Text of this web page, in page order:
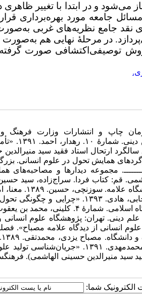
می‌شود و در ابتدا با تغییر
جامعه مورد بهره‌برداری
نقد جامع نظریه‌های غربی
در مرحلۀ نهایی هم به‌صورت
توصیفی‌اکتشافی صورت
دینی. تهران: سازمان چاپ و انتشارات وزارت
عبدالحسین,۱۳۸۶.
ارتحال استاد فقید سید
همایش تحول در علوم انسانی.
مجموعه دیدارها و
مهارت علم جدید». مجموعه
دینی. تهران: شورای عالی انقلاب فرهنگی. فرمهینی، محسن؛
گلشنی، مهدی. ۱۳۸۵. از علم سکولار تا علم دینی. تهران:
و نبایدهای اسلامی‌سازی علوم انسانی از دیدگاه
انسانی. قم: مؤسسۀ آموزشی و پژوهشی امام خمینی. میرباقری،
سید منیرالدین حسینی الهاشمی).
الکترونیک شما: